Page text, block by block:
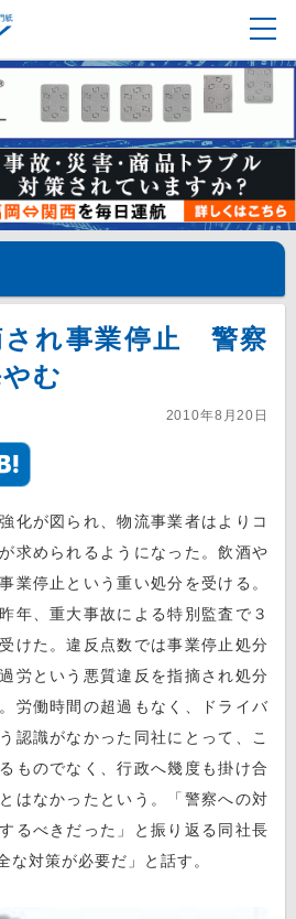
され事業停止 警察
む
2010年8月20日
化が図られ、物流事業者はよりコ
求められるようになった。飲酒や
業停止という重い処分を受ける。
年、重大事故による特別監査で３
けた。違反点数では事業停止処分
労という悪質違反を指摘され処分
労働時間の超過もなく、ドライバ
認識がなかった同社にとって、こ
ものでなく、行政へ幾度も掛け合
はなかったという。「警察への対
るべきだった」と振り返る同社長
な対策が必要だ」と話す。